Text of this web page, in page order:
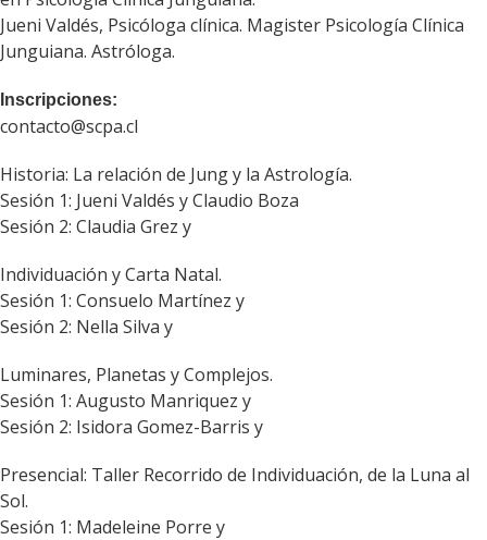
Jueni Valdés, Psicóloga clínica. Magister Psicología Clínica
Junguiana. Astróloga.
Inscripciones:
contacto@scpa.cl
Historia: La relación de Jung y la Astrología.
Sesión 1: Jueni Valdés y Claudio Boza
Sesión 2: Claudia Grez y
Individuación y Carta Natal.
Sesión 1: Consuelo Martínez y
Sesión 2: Nella Silva y
Luminares, Planetas y Complejos.
Sesión 1: Augusto Manriquez y
Sesión 2: Isidora Gomez-Barris y
Presencial: Taller Recorrido de Individuación, de la Luna al
Sol.
Sesión 1: Madeleine Porre y